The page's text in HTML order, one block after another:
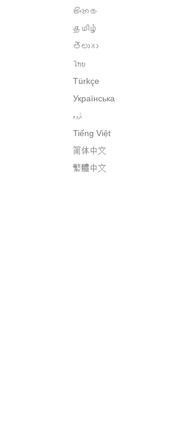
සිංහල
தமிழ்
తెలుగు
ไทย
Türkçe
Українська
اُردو
Tiếng Việt
简体中文
繁體中文